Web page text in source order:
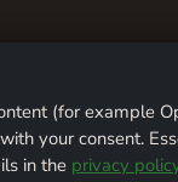
Contact Imprint
Image credits
(for example
your consent.
in the privacy